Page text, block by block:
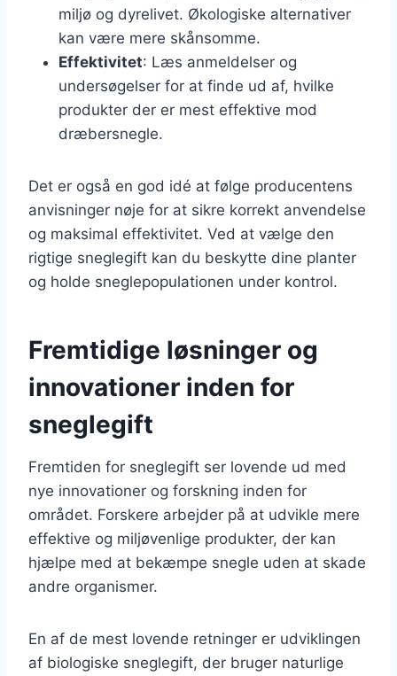
miljø og dyrelivet. Økologiske alternativer
kan være mere skånsomme.
Effektivitet: Læs anmeldelser og
undersøgelser for at finde ud af, hvilke
produkter der er mest effektive mod
dræbersnegle.
Det er også en god idé at følge producentens
anvisninger nøje for at sikre korrekt anvendelse
og maksimal effektivitet. Ved at vælge den
rigtige sneglegift kan du beskytte dine planter
og holde sneglepopulationen under kontrol.
Fremtidige løsninger og
innovationer inden for
sneglegift
Fremtiden for sneglegift ser lovende ud med
nye innovationer og forskning inden for
området. Forskere arbejder på at udvikle mere
effektive og miljøvenlige produkter, der kan
hjælpe med at bekæmpe snegle uden at skade
andre organismer.
En af de mest lovende retninger er udviklingen
af biologiske sneglegift, der bruger naturlige